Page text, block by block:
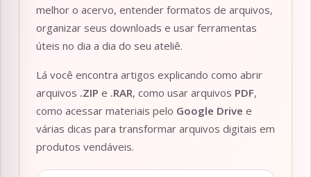
melhor o acervo, entender formatos de arquivos,
organizar seus downloads e usar ferramentas
úteis no dia a dia do seu ateliê.
Lá você encontra artigos explicando como abrir
arquivos .ZIP e .RAR, como usar arquivos PDF,
como acessar materiais pelo Google Drive e
várias dicas para transformar arquivos digitais em
produtos vendáveis.